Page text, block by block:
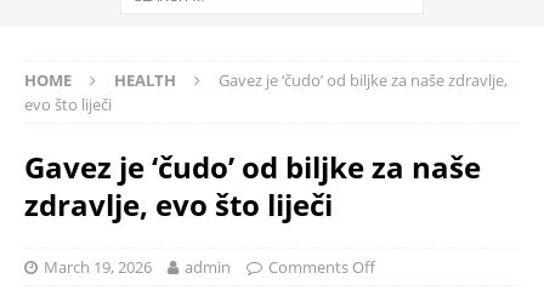
HOME HEALTH
Gavez je ‘čudo’ od biljke za naše zdravlje,
evo što liječi
Gavez je ‘čudo’ od biljke za naše
zdravlje, evo što liječi
March 19, 2026 admin Comments Off